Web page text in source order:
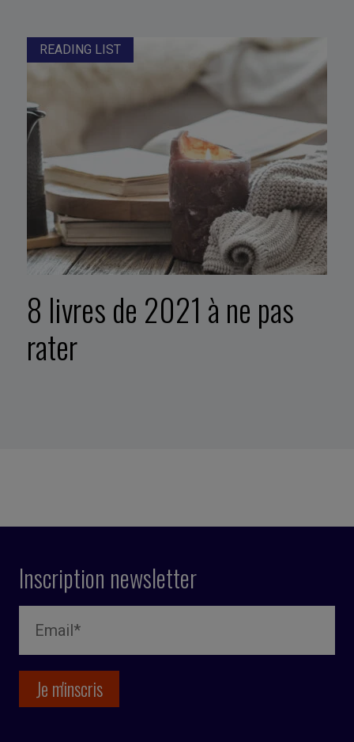
READING LIST
8 livres de 2021 à ne pas
rater
Inscription newsletter